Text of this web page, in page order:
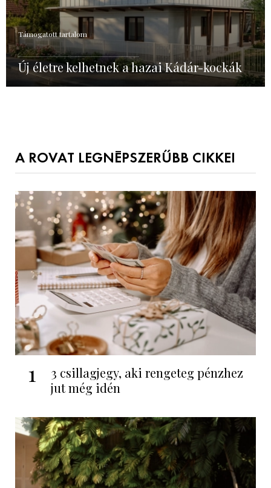
Támogatott tartalom
Új életre kelhetnek a hazai Kádár-kockák
A ROVAT LEGNÉPSZERŰBB CIKKEI
1
3 csillagjegy, aki rengeteg pénzhez
jut még idén